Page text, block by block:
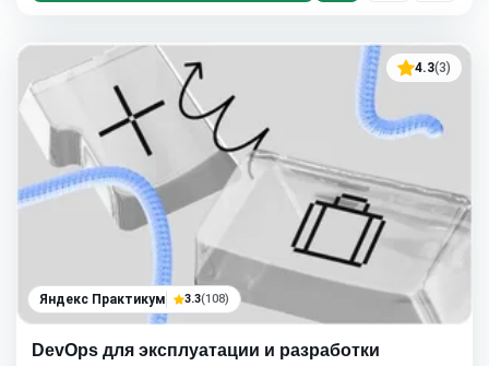
4.3(3)
Яндекс Практикум 3.3(108)
DevOps для эксплуатации и разработки